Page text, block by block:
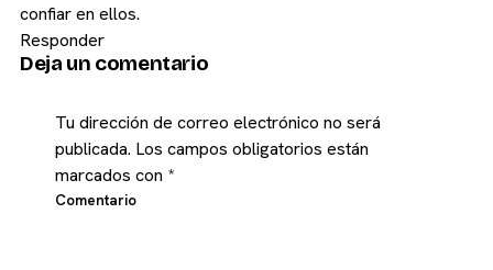
confiar en ellos.
Responder
Deja un comentario
Tu dirección de correo electrónico no será
publicada. Los campos obligatorios están
marcados con *
Comentario